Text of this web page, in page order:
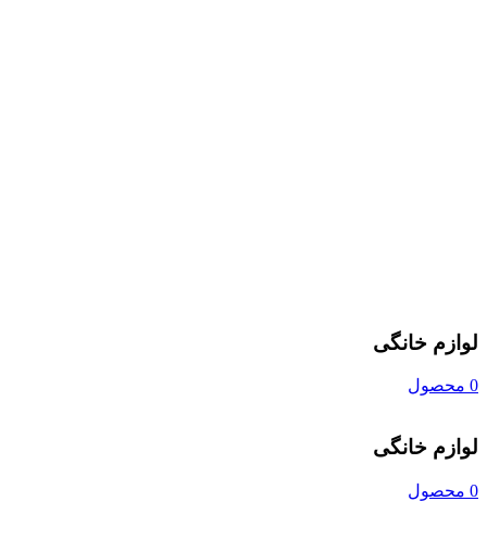
لوازم خانگی
0 محصول
لوازم خانگی
0 محصول